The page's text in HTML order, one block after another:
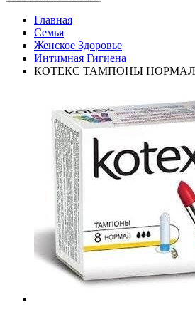
Главная
Семья
Женское Здоровье
Интимная Гигиена
КОТЕКС ТАМПОНЫ НОРМАЛ